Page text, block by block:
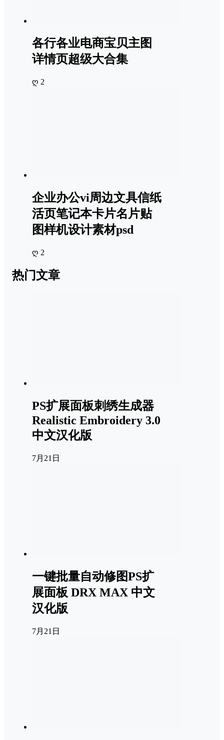
各行各业电商宝贝主图
详情页超级大合集
ღ 2
企业办公vi周边文具信纸
活页笔记本卡片名片贴
图样机设计素材psd
ღ 2
热门文章
PS扩展面板刺绣生成器
Realistic Embroidery 3.0
中文汉化版
7月21日
一键批量自动修图PS扩
展面板 DRX MAX 中文
汉化版
7月21日